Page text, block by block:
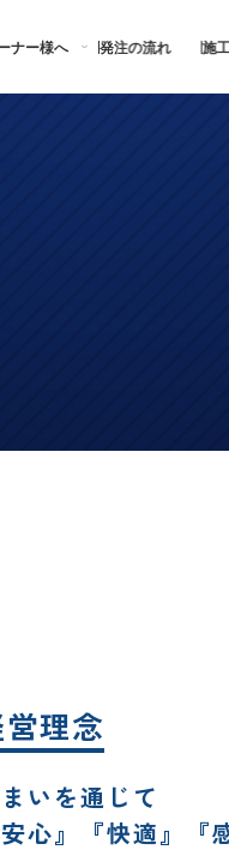
ナー様へ 発注の流れ 施
理念
いを通じて
心』『快適』『